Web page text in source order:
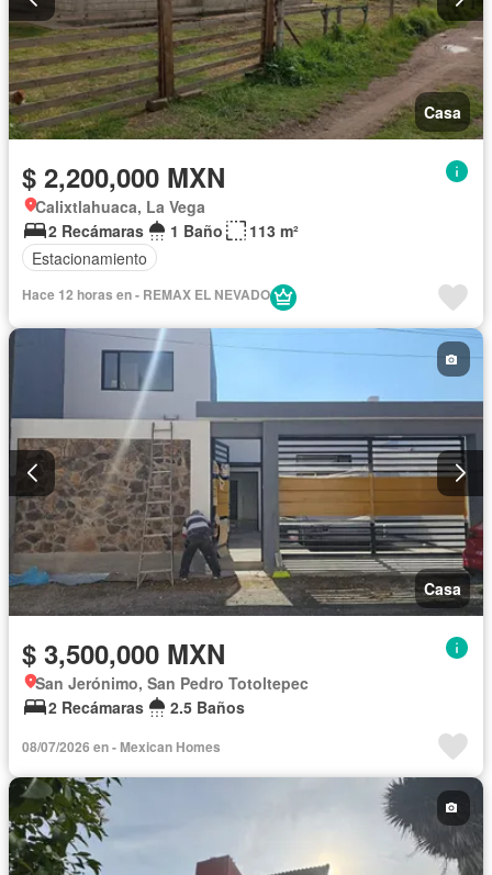
Casa
$ 2,200,000 MXN
Calixtlahuaca, La Vega
2 Recámaras
1 Baño
113 m²
Estacionamiento
Hace 12 horas en - REMAX EL NEVADO
Casa
$ 3,500,000 MXN
San Jerónimo, San Pedro Totoltepec
2 Recámaras
2.5 Baños
08/07/2026 en - Mexican Homes